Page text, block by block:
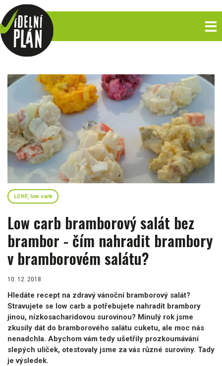
LCHF, low carb
Low carb bramborový salát bez
brambor - čím nahradit brambory
v bramborovém salátu?
10. 12. 2018
Hledáte recept na zdravý vánoční bramborový salát?
Stravujete se low carb a potřebujete nahradit brambory
jinou, nízkosacharidovou surovinou? Minulý rok jsme
zkusily dát do bramborového salátu cuketu, ale moc nás
nenadchla. Abychom vám tedy ušetřily prozkoumávání
slepých uliček, otestovaly jsme za vás různé suroviny. Tady
je výsledek.